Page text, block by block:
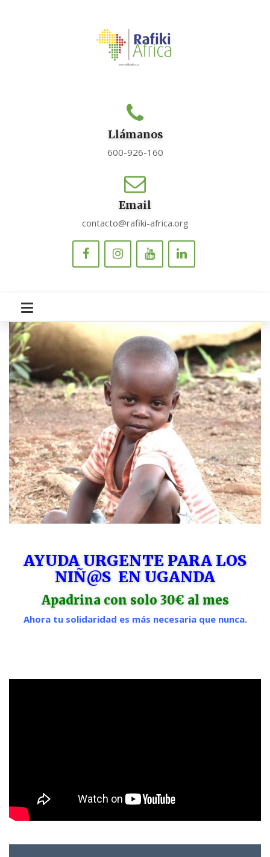
Llámanos
600-926-160
Email
contacto@rafiki-africa.org
AYUDA URGENTE PARA LOS
NIÑ@S EN UGANDA
Apadrina con solo 30€ al mes
Ahora tu solidaridad es más necesaria que nunca.